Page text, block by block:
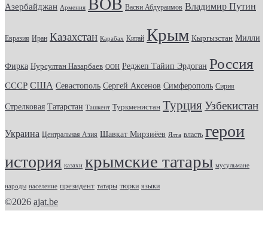
Азербайджан Армения ВОВ Васви Абдураимов Владимир Путин
Евразия Иран Казахстан Карабах Китай Крым Кыргызстан Милли
Фирка Нурсултан Назарбаев ООН Реджеп Тайип Эрдоган Россия
СССР США Севастополь Сергей Аксенов Симферополь Сирия
Стрелковая Татарстан Ташкент Туркменистан Турция Узбекистан
Украина Центральная Азия Шавкат Мирзиёев Ялта власть герои
история казахи крымские татары мусульмане
народы население президент татары тюрки языки
©2026 ajat.be